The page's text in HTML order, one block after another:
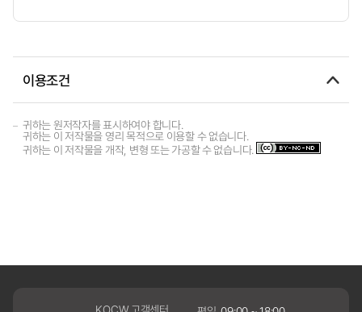
이용조건
귀하는 원저작자를 표시하여야 합니다.
귀하는 이 저작물을 영리 목적으로 이용할 수 없습니다.
귀하는 이 저작물을 개작, 변형 또는 가공할 수 없습니다.